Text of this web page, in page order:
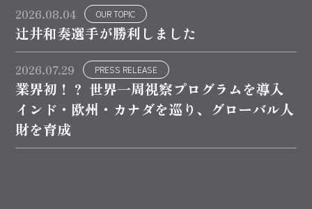
2026.08.04 OUR TOPIC
辻井和奏選手が勝利しました
2026.07.29 PRESS RELEASE
業界初！？ 世界一周視察プログラムを導入
インド・欧州・カナダを巡り、グローバル人
財を育成